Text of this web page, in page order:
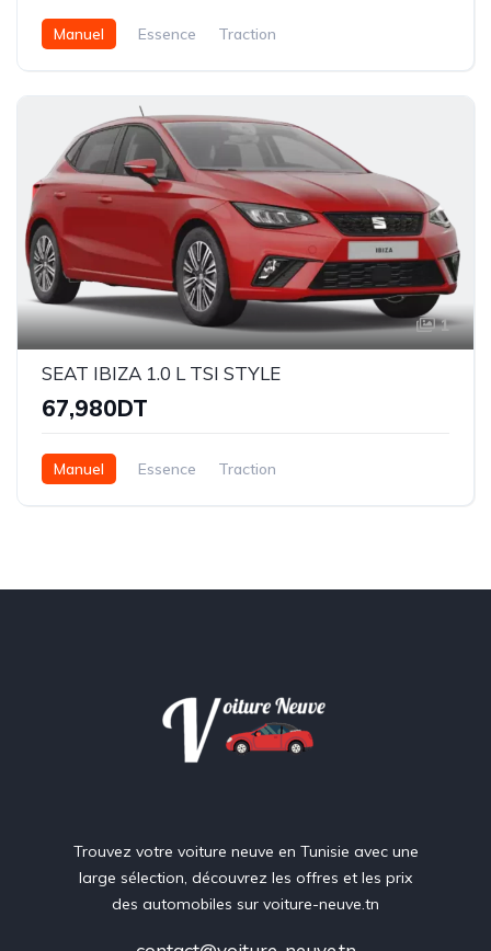
Manuel Essence Traction
1
SEAT IBIZA 1.0 L TSI STYLE
67,980DT
Manuel Essence Traction
Trouvez votre voiture neuve en Tunisie avec une
large sélection, découvrez les offres et les prix
des automobiles sur voiture-neuve.tn